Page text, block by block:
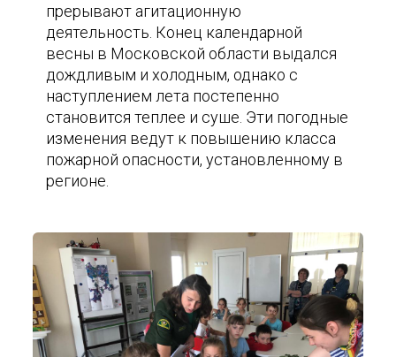
прерывают агитационную
деятельность. Конец календарной
весны в Московской области выдался
дождливым и холодным, однако с
наступлением лета постепенно
становится теплее и суше. Эти погодные
изменения ведут к повышению класса
пожарной опасности, установленному в
регионе.